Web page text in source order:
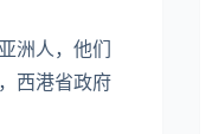
洲人，他们
西港省政府